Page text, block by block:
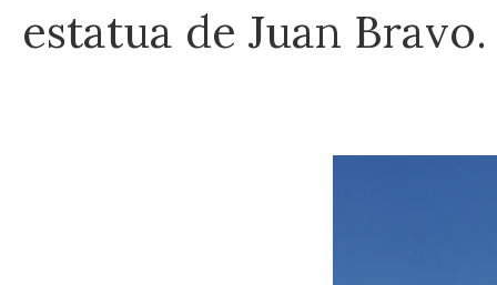
estatua de Juan Bravo.